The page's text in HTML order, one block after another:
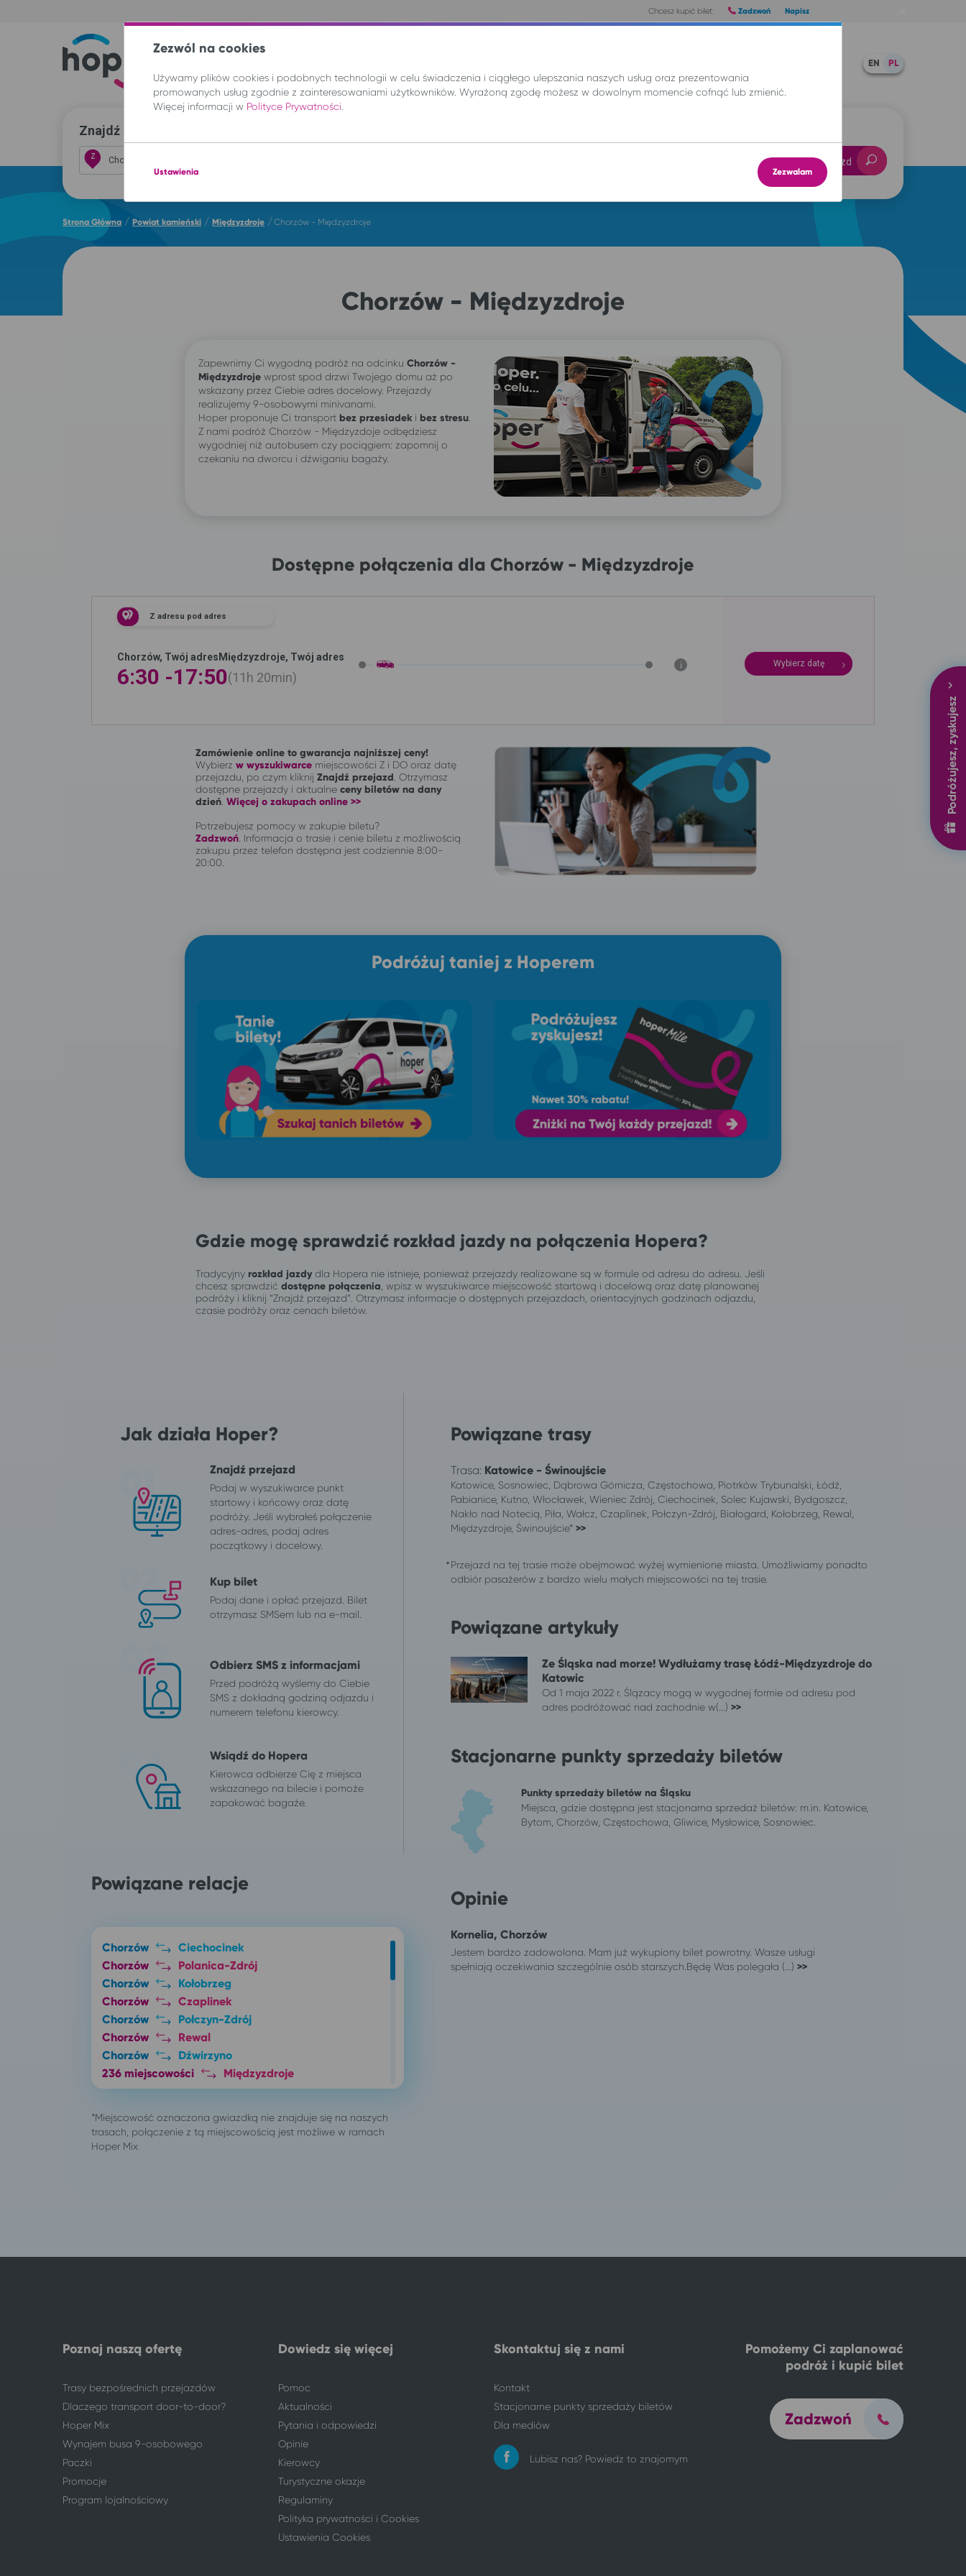
Chcesz kupić bilet: Zadzwoń Napisz
EN PL
Znajdź przejazd i kup bilet
Z Znajdź przejazd
Podróżujesz, zyskujesz
Strona Główna / Powiat kamieński / Międzyzdroje /Chorzów - Międzyzdroje
Chorzów - Międzyzdroje
Zapewnimy Ci wygodną podróż na odcinku Chorzów -
Międzyzdroje wprost spod drzwi Twojego domu aż po
wskazany przez Ciebie adres docelowy. Przejazdy
realizujemy 9-osobowymi minivanami.
Hoper proponuje Ci transport bez przesiadek i bez stresu
Z nami podróż Chorzów - Międzyzdoje odbędziesz
wygodniej niż autobusem czy pociągiem: zapomnij o
czekaniu na dworcu i dźwiganiu bagaży.
Dostępne połączenia dla Chorzów - Międzyzdroje
Z adresu pod adres
Chorzów, Twój adres Międzyzdroje, Twój adres
6:30 -17:50 11h 20min
i Wybierz datę
Zamówienie online to gwarancja najniższej ceny!
Wybierz w wyszukiwarce miejscowości Z i DO oraz datę
przejazdu, po czym kliknij Znajdź przejazd . Otrzymasz
dostępne przejazdy i aktualne ceny biletów na dany
dzień Więcej o zakupach online >>
Potrzebujesz pomocy w zakupie biletu?
Zadzwoń Informacja o trasie i cenie biletu z możliwością
zakupu przez telefon dostępna jest codziennie 8:00-
20:00.
Podróżuj taniej z Hoperem
Gdzie mogę sprawdzić rozkład jazdy na połączenia Hopera?
Tradycyjny rozkład jazdydla Hopera nie istnieje, ponieważ przejazdy realizowane są w formule od adresu do adresu. Jeśli
chcesz sprawdzić dostępne połączenia , wpisz w wyszukiwarce miejscowość startową i docelową oraz datę planowanej
podróży i kliknij “Znajdź przejazd”. Otrzymasz informacje o dostępnych przejazdach, orientacyjnych godzinach odjazdu,
czasie podróży oraz cenach biletów.
Jak działa Hoper?
Znajdź przejazd
Podaj w wyszukiwarce punkt
startowy i końcowy oraz datę
podróży. Jeśli wybrałeś połączenie
adres-adres, podaj adres
początkowy i docelowy.
Kup bilet
Podaj dane i opłać przejazd. Bilet
otrzymasz SMSem lub na e-mail.
Odbierz SMS z informacjami
Przed podróżą wyślemy do Ciebie
SMS z dokładną godziną odjazdu i
numerem telefonu kierowcy.
Wsiądź do Hopera
Kierowca odbierze Cię z miejsca
wskazanego na bilecie i pomoże
zapakować bagaże.
Powiązane relacje
Chorzów
Ciechocinek
Chorzów
Polanica-Zdrój
Chorzów
Kołobrzeg
Chorzów
Czaplinek
Chorzów
Połczyn-Zdrój
Chorzów
Rewal
Chorzów
Dźwirzyno
236 miejscowości
Międzyzdroje
Bydgoszcz
Międzyzdroje
Dąbrowa Górnicza
Międzyzdroje
Gniezno
Swarzędz
Warszawa
Włocławek
Międzyzdroje
Wrocław
Zielona Góra
Międzyzdroje
Powiązane trasy
Trasa: Katowice - Świnoujście
Katowice, Sosnowiec, Dąbrowa Górnicza, Częstochowa, Piotrków Trybunalski, Łódź,
Pabianice, Kutno, Włocławek, Wieniec Zdrój, Ciechocinek, Solec Kujawski, Bydgoszcz,
Nakło nad Notecią, Piła, Wałcz, Czaplinek, Połczyn-Zdrój, Białogard, Kołobrzeg, Rewal,
Międzyzdroje, Świnoujście* >>
Przejazd na tej trasie może obejmować wyżej wymienione miasta. Umożliwiamy ponadto
odbiór pasażerów z bardzo wielu małych miejscowości na tej trasie.
Powiązane artykuły
Ze Śląska nad morze! Wydłużamy trasę Łódź-Międzyzdroje do
Katowic
Od 1 maja 2022 r. Ślązacy mogą w wygodnej formie od adresu pod
adres podróżować nad zachodnie w(...) >>
Stacjonarne punkty sprzedaży biletów
Punkty sprzedaży biletów na Śląsku
Miejsca, gdzie dostępna jest stacjonarna sprzedaż biletów: m.in. Katowice,
Bytom, Chorzów, Częstochowa, Gliwice, Mysłowice, Sosnowiec.
Opinie
Kornelia, Chorzów
Jestem bardzo zadowolona. Mam już wykupiony bilet powrotny. Wasze usługi
spełniają oczekiwania szczególnie osób starszych.Będę Was polegała (...) >>
Poznaj naszą ofertę
Trasy bezpośrednich przejazdów
Dlaczego transport door-to-door?
Hoper Mix
Wynajem busa 9-osobowego
Paczki
Promocje
Program lojalnościowy
Dowiedz się więcej
Pomoc
Aktualności
Pytania i odpowiedzi
Opinie
Kierowcy
Turystyczne okazje
Regulaminy
Polityka prywatności i Cookies
Ustawienia Cookies
Skontaktuj się z nami
Kontakt
Stacjonarne punkty sprzedaży biletów
Dla mediów
Lubisz nas? Powiedz to znajomym
Pomożemy Ci zaplanować
podróż i kupić bilet
Zadzwoń
Zezwól na cookies
Używamy plików cookies i podobnych technologii w celu świadczenia i ciągłego ulepszania naszych usług oraz prezentowania
promowanych usług zgodnie z zainteresowaniami użytkowników. Wyrażoną zgodę możesz w dowolnym momencie cofnąć lub zmienić.
Więcej informacji w Polityce Prywatności
Ustawienia Zezwalam